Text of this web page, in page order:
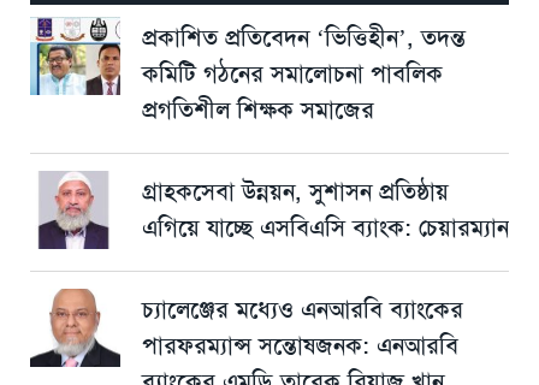
প্রকাশিত প্রতিবেদন ‘ভিত্তিহীন’, তদন্ত
কমিটি গঠনের সমালোচনা পাবলিক
প্রগতিশীল শিক্ষক সমাজের
গ্রাহকসেবা উন্নয়ন, সুশাসন প্রতিষ্ঠায়
এগিয়ে যাচ্ছে এসবিএসি ব্যাংক: চেয়ারম্যান
চ্যালেঞ্জের মধ্যেও এনআরবি ব্যাংকের
পারফরম্যান্স সন্তোষজনক: এনআরবি